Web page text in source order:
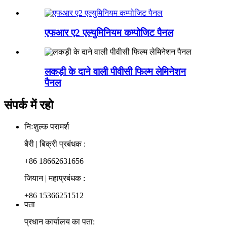
एफआर ए2 एल्युमिनियम कम्पोजिट पैनल
लकड़ी के दाने वाली पीवीसी फिल्म लेमिनेशन
पैनल
संपर्क में रहो
निःशुल्क परामर्श
बैरी | बिक्री प्रबंधक :
+86 18662631656
जियान | महाप्रबंधक :
+86 15366251512
पता
प्रधान कार्यालय का पता: